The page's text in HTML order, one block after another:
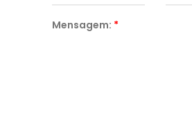
Mensagem: *